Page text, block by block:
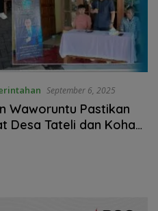
September 6, 2025
Waworuntu Pastikan
Desa Tateli dan Koha